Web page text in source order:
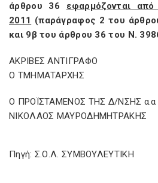
άρθρου 36 εφαρμόζονται
2011 (παράγραφος 2 του
και 9β του άρθρου 36 του Ν.
ΑΚΡΙΒΕΣ ΑΝΤΙΓΡΑΦΟ
Ο ΤΜΗΜΑΤΑΡΧΗΣ
Ο ΠΡΟΪΣΤΑΜΕΝΟΣ ΤΗΣ Δ/ΝΣΗΣ α.α
ΝΙΚΟΛΑΟΣ ΜΑΥΡΟΔΗΜΗΤΡΑΚΗΣ
Πηγή: Σ.Ο.Λ. ΣΥΜΒΟΥΛΕΥΤΙΚΗ